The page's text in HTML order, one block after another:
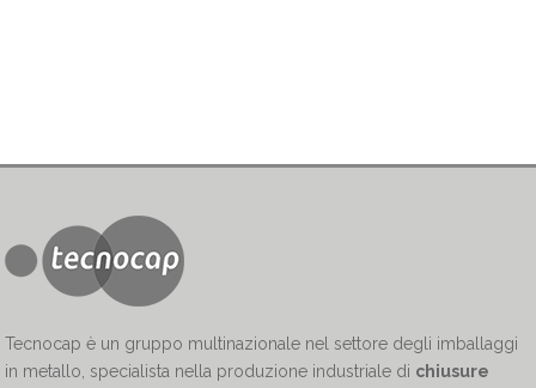
Tecnocap è un gruppo multinazionale nel settore degli imballaggi
in metallo, specialista nella produzione industriale di chiusure